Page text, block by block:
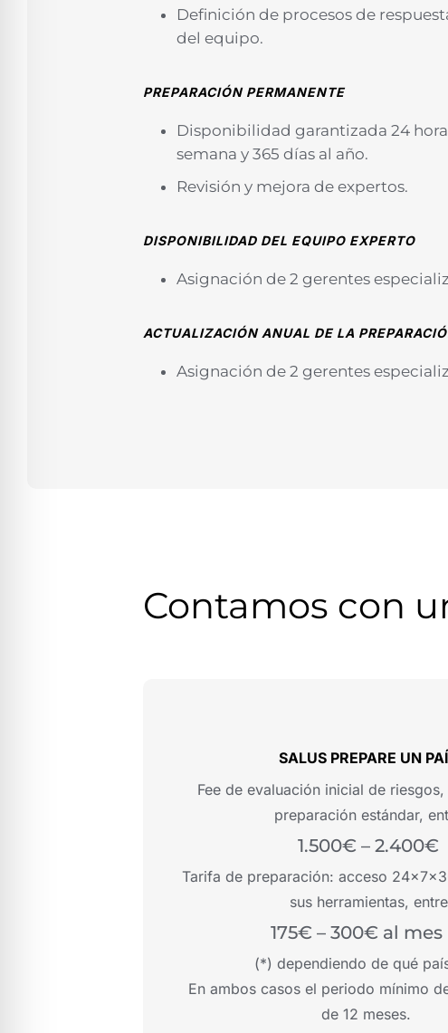
Definición de procesos de
del equipo.
PREPARACIÓN PERMANENTE
Disponibilidad garantizada 24
semana y 365 días al año.
Revisión y mejora de expertos.
DISPONIBILIDAD DEL EQUIPO EXPERTO
Asignación de 2 gerentes
ACTUALIZACIÓN ANUAL DE LA
Asignación de 2 gerentes
Contamos con
SALUS PREPARE UN
Fee de evaluación inicial de
preparación estándar,
1.500€ – 2.400€
Tarifa de preparación: acceso
sus herramientas, entre
175€ – 300€ al mes
(*) dependiendo de qué
En ambos casos el periodo mínimo
de 12 meses.